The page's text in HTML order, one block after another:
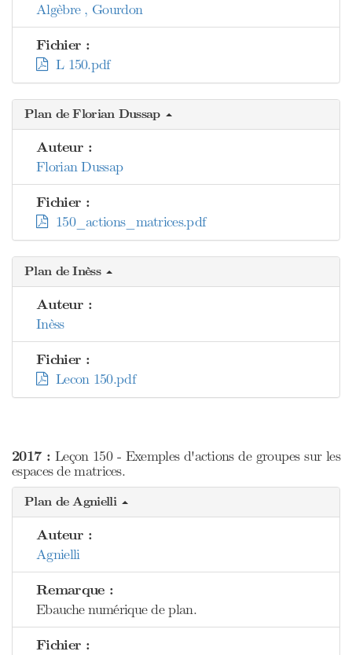
Algèbre , Gourdon
Fichier :
L 150.pdf
Plan de Florian Dussap
Auteur :
Florian Dussap
Fichier :
150_actions_matrices.pdf
Plan de Inèss
Auteur :
Inèss
Fichier :
Lecon 150.pdf
2017 : Leçon 150 - Exemples d'actions de groupes sur les
espaces de matrices.
Plan de Agnielli
Auteur :
Agnielli
Remarque :
Ebauche numérique de plan.
Fichier :